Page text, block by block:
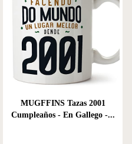
MUGFFINS Tazas 2001
Cumpleaños - En Gallego -...